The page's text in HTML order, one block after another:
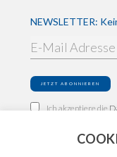
NEWSLETTER:
Ich akzeptiere die